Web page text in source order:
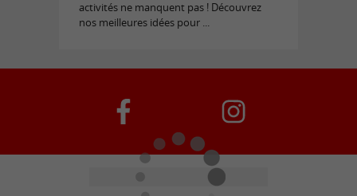
activités ne manquent pas ! Découvrez
nos meilleures idées pour ...